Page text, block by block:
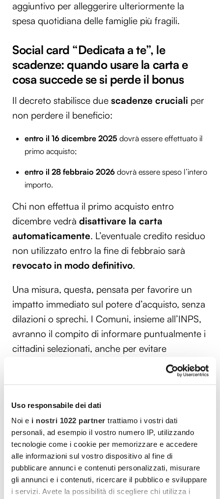
Uso responsabile dei dati
Noi e i nostri 1022 partner trattiamo i vostri dati
personali, ad esempio il vostro numero IP, utilizzando
tecnologie come i cookie per memorizzare e accedere
alle informazioni sul vostro dispositivo al fine di
pubblicare annunci e contenuti personalizzati, misurare
gli annunci e i contenuti, ricercare il pubblico e sviluppare
i servizi. Avete la possibilità di scegliere chi utilizza i
aggiuntivo per alleggerire ulteriormente la
spesa quotidiana delle famiglie più fragili.
Social card “Dedicata a te”, le
scadenze: quando usare la carta e
cosa succede se si perde il bonus
Il decreto stabilisce due scadenze cruciali per
non perdere il beneficio:
entro il 16 dicembre 2025 dovrà essere effettuato il
primo acquisto;
entro il 28 febbraio 2026 dovrà essere speso l’intero
importo.
Chi non effettua il primo acquisto entro
dicembre vedrà disattivare la carta
automaticamente. L’eventuale credito residuo
non utilizzato entro la fine di febbraio sarà
revocato in modo definitivo.
Una misura, questa, pensata per favorire un
impatto immediato sul potere d’acquisto, senza
dilazioni o sprechi. I Comuni, insieme all’INPS,
avranno il compito di informare puntualmente i
cittadini selezionati, anche per evitare
Vuoi commentare l’articolo? Iscriviti
alla community e partecipa alla
discussione.
Cocooners è una community che aggrega
persone appassionate, piene di interessi e
gratitudine nei confronti della vita, per offrire